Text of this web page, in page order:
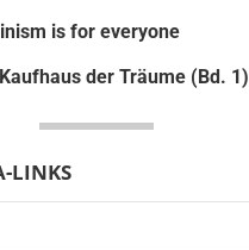
is for everyone
der Träume (Bd. 1)
LINKS